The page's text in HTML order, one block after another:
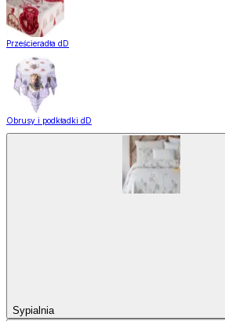
Prześcieradła dD
Obrusy i podkładki dD
Sypialnia